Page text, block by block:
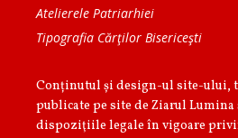
Atelierele Patriarhiei
Tipografia Cărţilor Bisericeşti
Conținutul și design-ul site-ului,
publicate pe site de Ziarul Lumina
dispoziţiile legale în vigoare